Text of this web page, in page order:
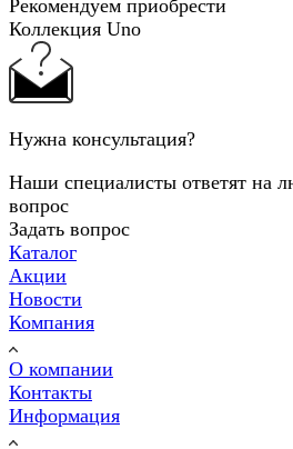
Рекомендуем приобрести
Коллекция Uno
Нужна консультация?
Наши специалисты ответят на
вопрос
Задать вопрос
Каталог
Акции
Новости
Компания
О компании
Контакты
Информация